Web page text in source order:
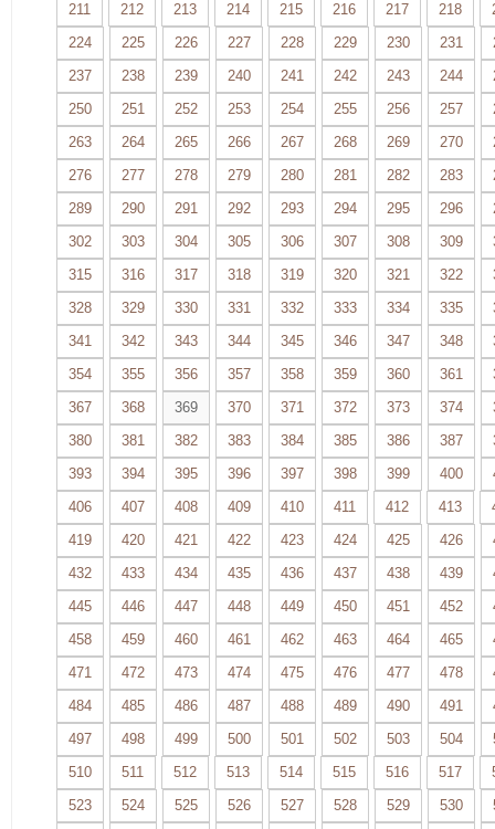
211 212 213 214 215 216 217 218
224
225 226 227 228 229 230 231
237
238 239 240 241 242 243 244
250
251 252 253 254 255 256 257
263
264 265 266 267 268 269 270
276
277 278 279 280 281 282 283
289
290 291 292 293 294 295 296
302
303 304 305 306 307 308 309
315
316 317 318 319 320 321 322
328
329 330 331 332 333 334 335
341
342 343 344 345 346 347 348
354
355 356 357 358 359 360 361
367
368 369 370 371 372 373 374
380
381 382 383 384 385 386 387
393
394 395 396 397 398 399 400
406
407 408 409 410 411 412 413
419
420 421 422 423 424 425 426
432
433 434 435 436 437 438 439
445
446 447 448 449 450 451 452
458
459 460 461 462 463 464 465
471
472 473 474 475 476 477 478
484
485 486 487 488 489 490 491
497
498 499 500 501 502 503 504
510
511 512 513 514 515 516 517
523
524 525 526 527 528 529 530